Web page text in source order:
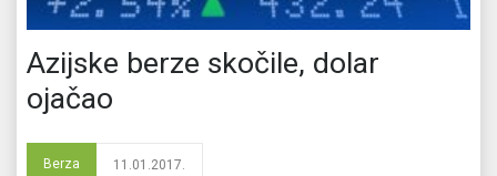
Azijske berze skočile, dolar
ojačao
Berza 11.01.2017.